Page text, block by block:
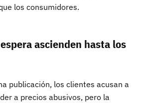
los consumidores.
ascienden hasta los
publicación, los clientes acusan a
a precios abusivos, pero la